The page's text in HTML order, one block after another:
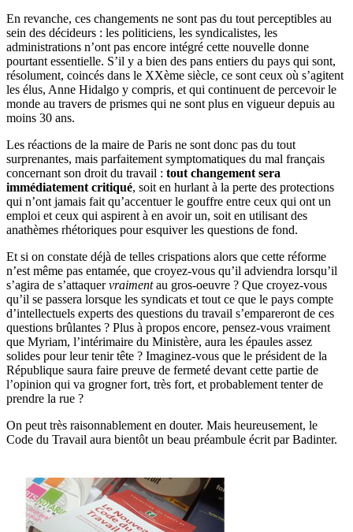
En revanche, ces changements ne sont pas du tout perceptibles au
sein des décideurs : les politiciens, les syndicalistes, les
administrations n’ont pas encore intégré cette nouvelle donne
pourtant essentielle. S’il y a bien des pans entiers du pays qui sont,
résolument, coincés dans le XXème siècle, ce sont ceux où s’agitent
les élus, Anne Hidalgo y compris, et qui continuent de percevoir le
monde au travers de prismes qui ne sont plus en vigueur depuis au
moins 30 ans.
Les réactions de la maire de Paris ne sont donc pas du tout
surprenantes, mais parfaitement symptomatiques du mal français
concernant son droit du travail : tout changement sera
immédiatement critiqué, soit en hurlant à la perte des protections
qui n’ont jamais fait qu’accentuer le gouffre entre ceux qui ont un
emploi et ceux qui aspirent à en avoir un, soit en utilisant des
anathèmes rhétoriques pour esquiver les questions de fond.
Et si on constate déjà de telles crispations alors que cette réforme
n’est même pas entamée, que croyez-vous qu’il adviendra lorsqu’il
s’agira de s’attaquervraimentau gros-oeuvre ? Que croyez-vous
qu’il se passera lorsque les syndicats et tout ce que le pays compte
d’intellectuels experts des questions du travail s’empareront de ces
questions brûlantes ? Plus à propos encore, pensez-vous vraiment
que Myriam, l’intérimaire du Ministère, aura les épaules assez
solides pour leur tenir tête ? Imaginez-vous que le président de la
République saura faire preuve de fermeté devant cette partie de
l’opinion qui va grogner fort, très fort, et probablement tenter de
prendre la rue ?
On peut très raisonnablement en douter. Mais heureusement, le
Code du Travail aura bientôt un beau préambule écrit par Badinter.